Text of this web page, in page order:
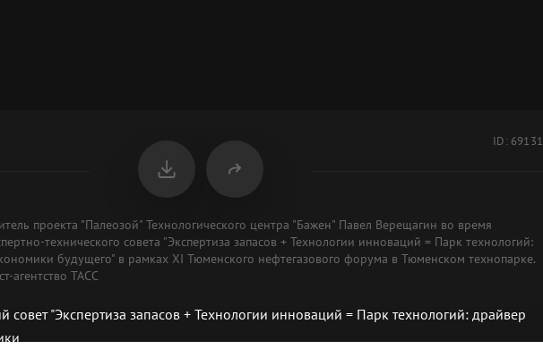
ID: 69131
проекта "Палеозой" Технологического центра "Бажен" Павел Верещагин во время
технического совета "Экспертиза запасов + Технологии инноваций = Парк технологий:
будущего" в рамках XI Тюменского нефтегазового форума в Тюменском технопарке.
агентство ТАСС
совет "Экспертиза запасов + Технологии инноваций = Парк технологий: драйвер